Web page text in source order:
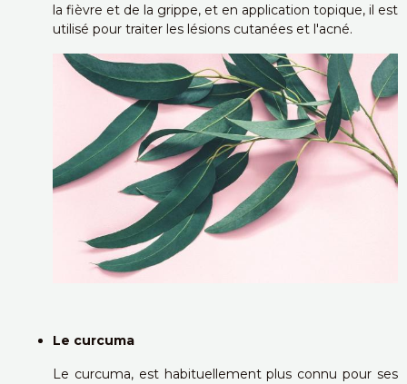
la fièvre et de la grippe, et en application topique, il est
utilisé pour traiter les lésions cutanées et l'acné.
Le curcuma
Le curcuma, est habituellement plus connu pour ses